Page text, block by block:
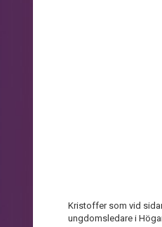
Kristoffer som vid
ungdomsledare i